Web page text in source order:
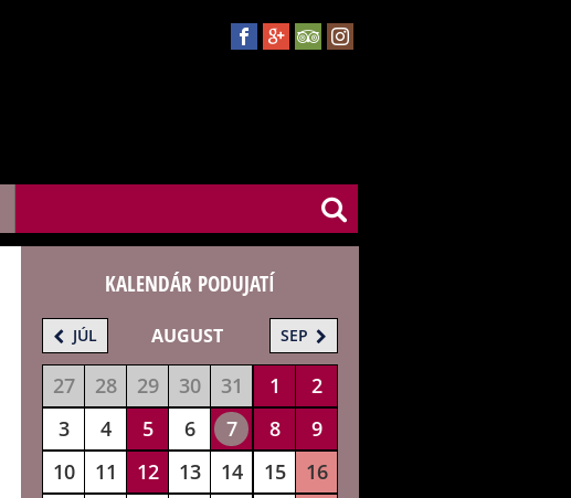
KALENDÁR PODUJATÍ
JÚL AUGUST SEP
27 28 29 30 31 1
2
3
4 5 6 7 8
9
10
11 12 13 14 15
16